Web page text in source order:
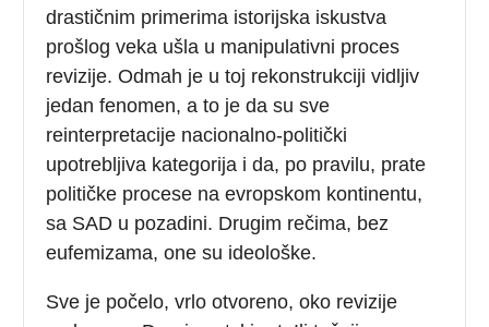
drastičnim primerima istorijska iskustva
prošlog veka ušla u manipulativni proces
revizije. Odmah je u toj rekonstrukciji vidljiv
jedan fenomen, a to je da su sve
reinterpretacije nacionalno-politički
upotrebljiva kategorija i da, po pravilu, prate
političke procese na evropskom kontinentu,
sa SAD u pozadini. Drugim rečima, bez
eufemizama, one su ideološke.
Sve je počelo, vrlo otvoreno, oko revizije